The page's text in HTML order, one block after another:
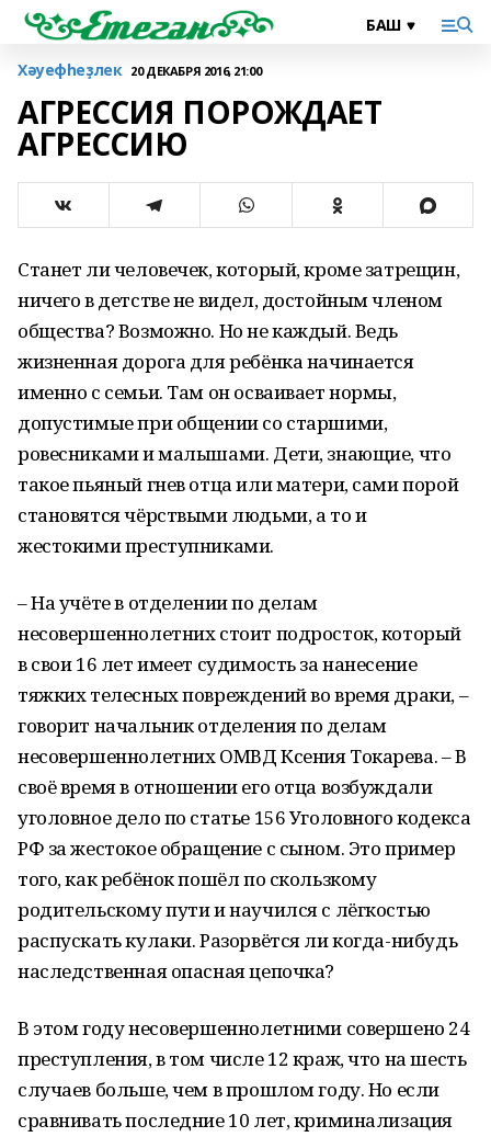
Хәуефһеҙлек 20 ДЕКАБРЯ 2016, 21:00
АГРЕССИЯ ПОРОЖДАЕТ
АГРЕССИЮ
Станет ли человечек, который, кроме затрещин,
ничего в детстве не видел, достойным членом
общества? Возможно. Но не каждый. Ведь
жизненная дорога для ребёнка начинается
именно с семьи. Там он осваивает нормы,
допустимые при общении со старшими,
ровесниками и малышами. Дети, знающие, что
такое пьяный гнев отца или матери, сами порой
становятся чёрствыми людьми, а то и
жестокими преступниками.
– На учёте в отделении по делам
несовершеннолетних стоит подросток, который
в свои 16 лет имеет судимость за нанесение
тяжких телесных повреждений во время драки, –
говорит начальник отделения по делам
несовершеннолетних ОМВД Ксения Токарева. – В
своё время в отношении его отца возбуждали
уголовное дело по статье 156 Уголовного кодекса
РФ за жестокое обращение с сыном. Это пример
того, как ребёнок пошёл по скользкому
родительскому пути и научился с лёгкостью
распускать кулаки. Разорвётся ли когда-нибудь
наследственная опасная цепочка?
В этом году несовершеннолетними совершено 24
преступления, в том числе 12 краж, что на шесть
случаев больше, чем в прошлом году. Но если
сравнивать последние 10 лет, криминализация